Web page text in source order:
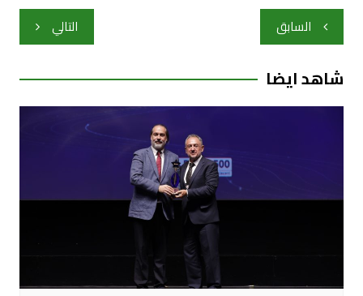
تصفّح
المقالات
السابق التالي
شاهد ايضا